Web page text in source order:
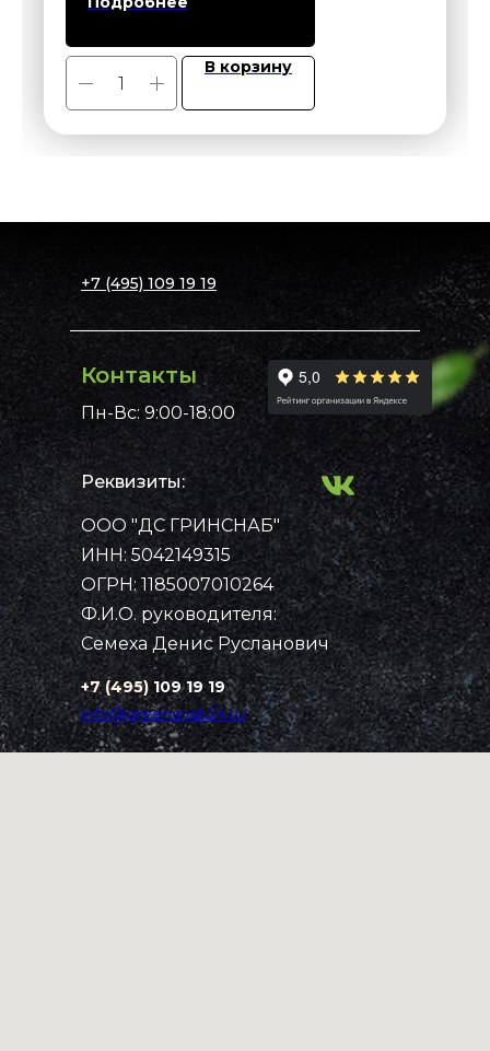
контейнерного озеленения.
В корзину
Примеры работ
Рассчитать стоимость
Контакты
+7 (495) 109 19 19
Главная
Каталог
Контакты
ООО "ДС ГРИНСНАБ"
ИНН: 5042149315
ОГРН: 1185007010264
Ф.И.О. руководителя:
Семеха Денис Русланович
Пн-Вс: 9:00-18:00
+7 (495) 109 19 19
Реквизиты:
info@greensnab24.ru